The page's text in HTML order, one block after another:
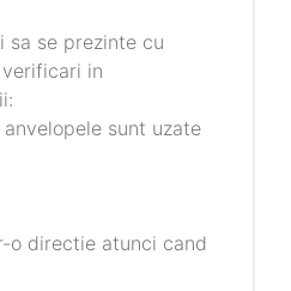
sa se prezinte cu
in
sunt uzate
o directie atunci cand